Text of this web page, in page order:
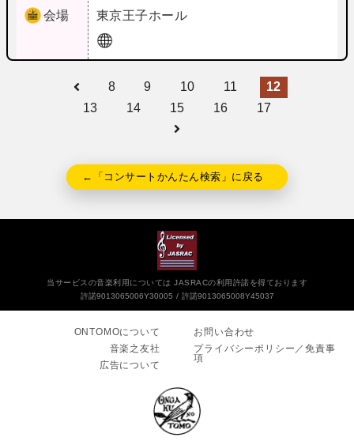
会場 東京王子ホール
8 9 10 11
12
13
14 15 16 17
←「コンサートかんたん検索」に戻る
当サービスの音楽利用については JASRACの利用許諾を得ております
許諾9013065006Y30005
許諾9013065008Y45037
ONTOMOについて
音楽之友社
広告について
お問い合わせ
プライバシーポリシー／免責事
項